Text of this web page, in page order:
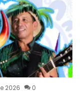
2026 0